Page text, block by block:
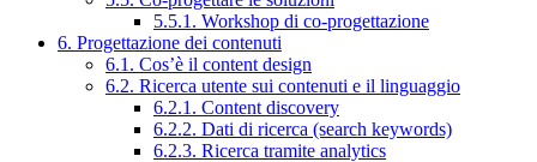
5.5.1. Workshop di co-progettazione
6. Progettazione dei contenuti
6.1. Cos’è il content design
6.2. Ricerca utente sui contenuti e il linguaggio
6.2.1. Content discovery
6.2.2. Dati di ricerca (search keywords)
6.2.3. Ricerca tramite analytics